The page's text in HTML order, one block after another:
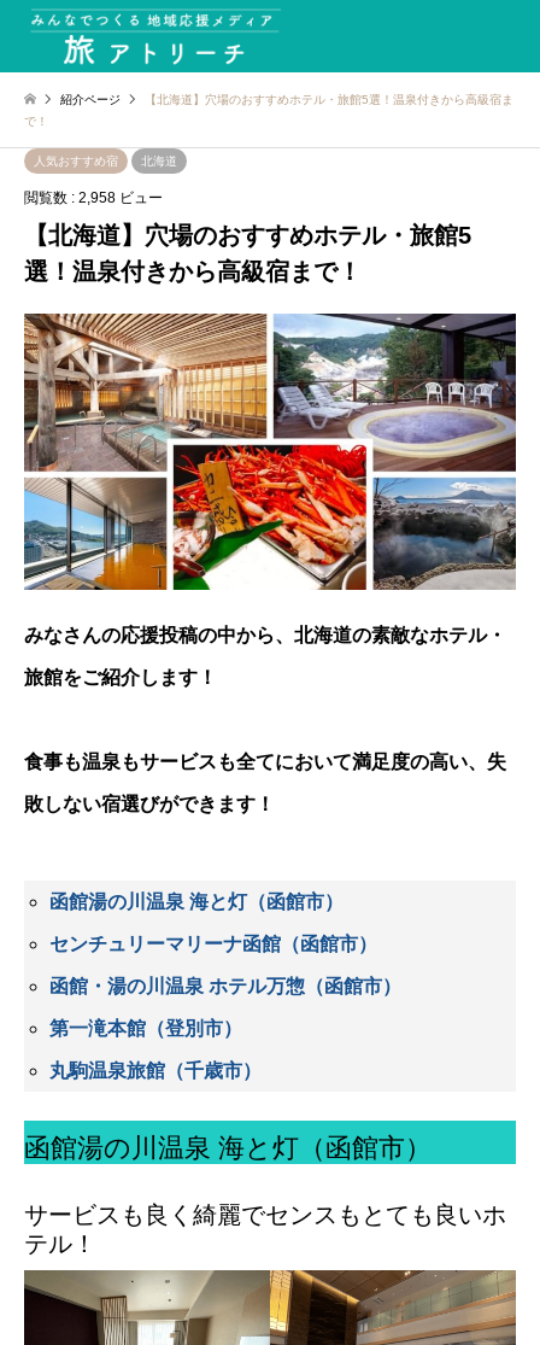
紹介ページ
【北海道】穴場のおすすめホテル・旅館5選！温泉付きから高級宿ま
で！
人気おすすめ宿 北海道
閲覧数 : 2,958 ビュー
【北海道】穴場のおすすめホテル・旅館5
選！温泉付きから高級宿まで！
みなさんの応援投稿の中から、北海道の素敵なホテル・
旅館をご紹介します！
食事も温泉もサービスも全てにおいて満足度の高い、失
敗しない宿選びができます！
函館湯の川温泉 海と灯（函館市）
センチュリーマリーナ函館（函館市）
函館・湯の川温泉 ホテル万惣（函館市）
第一滝本館（登別市）
丸駒温泉旅館（千歳市）
函館湯の川温泉 海と灯（函館市）
サービスも良く綺麗でセンスもとても良いホ
テル！